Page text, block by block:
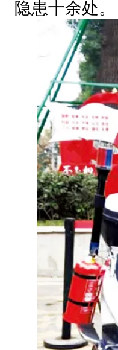
隐患十余处。